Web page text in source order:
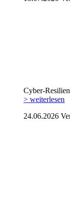
Cyber-
> weiterlesen
24.06.2026